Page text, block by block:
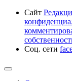
Сайт
Соц. сети